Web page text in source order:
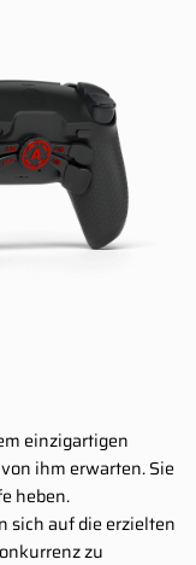
einzigartigen
ihm erwarten. Sie
heben.
sich auf die erzielten
zu